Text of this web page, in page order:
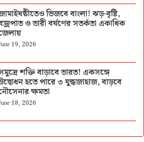
ভিজবে বাংলা! ঝড়-বৃষ্টি,
ও ভারী বর্ষণের সতর্কতা একাধিক
19, 2026
শক্তি বাড়াবে ভারত! একসঙ্গে
হতে পারে ৩ যুদ্ধজাহাজ, বাড়বে
ক্ষমতা
18, 2026